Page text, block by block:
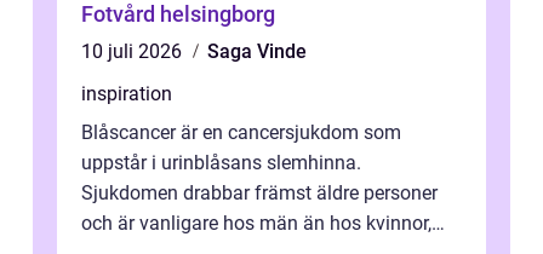
Fotvård helsingborg
10 juli 2026
Saga Vinde
inspiration
Blåscancer är en cancersjukdom som
uppstår i urinblåsans slemhinna.
Sjukdomen drabbar främst äldre personer
och är vanligare hos män än hos kvinnor,